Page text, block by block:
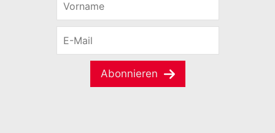
r
M
Abonnieren